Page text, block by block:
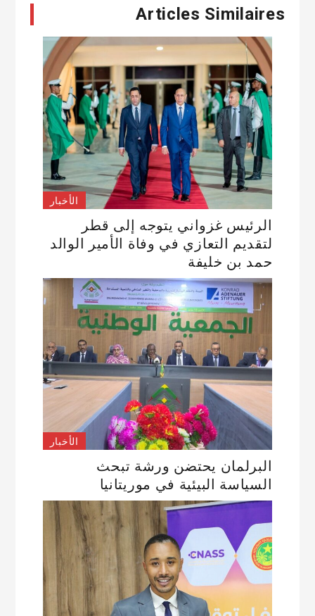
Articles Similaires
الأخبار
الرئيس غزواني يتوجه إلى قطر
لتقديم التعازي في وفاة الأمير الوالد
حمد بن خليفة
الأخبار
البرلمان يحتضن ورشة تبحث
السياسة البيئية في موريتانيا